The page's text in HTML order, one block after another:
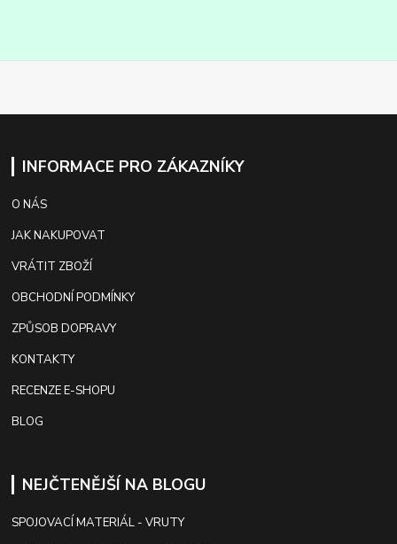
INFORMACE PRO ZÁKAZNÍKY
O NÁS
JAK NAKUPOVAT
VRÁTIT ZBOŽÍ
OBCHODNÍ PODMÍNKY
ZPŮSOB DOPRAVY
KONTAKTY
RECENZE E-SHOPU
BLOG
NEJČTENĚJŠÍ NA BLOGU
SPOJOVACÍ MATERIÁL - VRUTY